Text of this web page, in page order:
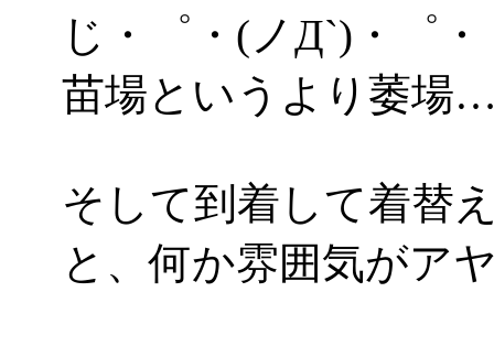
じ・゜・(ノД`)・゜・
苗場というより萎場
そして到着して着替
と、何か雰囲気がア